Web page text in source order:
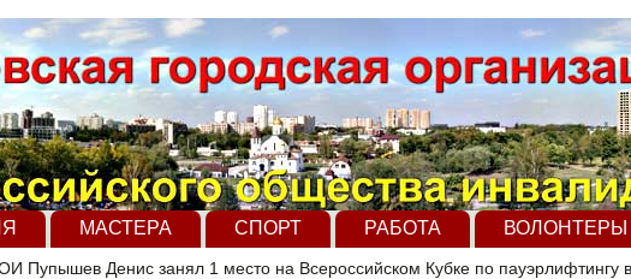
МАСТЕРА СПОРТ РАБОТА ВОЛОНТЕРЫ
Пупышев Денис занял 1 место на Всероссийском Кубке по пауэрлифтингу в